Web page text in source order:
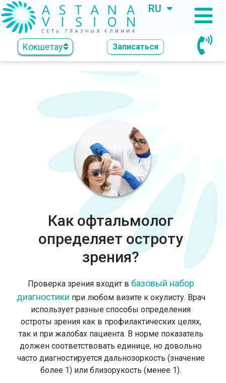
RU
KZ
Кокшетау Записаться
Как офтальмолог
определяет остроту
зрения?
Проверка зрения входит в базовый набор
диагностики при любом визите к окулисту. Врач
использует разные способы определения
остроты зрения как в профилактических целях,
так и при жалобах пациента. В норме показатель
должен соответствовать единице, но довольно
часто диагностируется дальнозоркость (значение
более 1) или близорукость (менее 1).